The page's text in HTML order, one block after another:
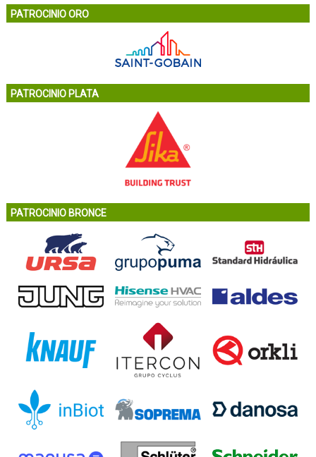
PATROCINIO ORO
PATROCINIO PLATA
PATROCINIO BRONCE